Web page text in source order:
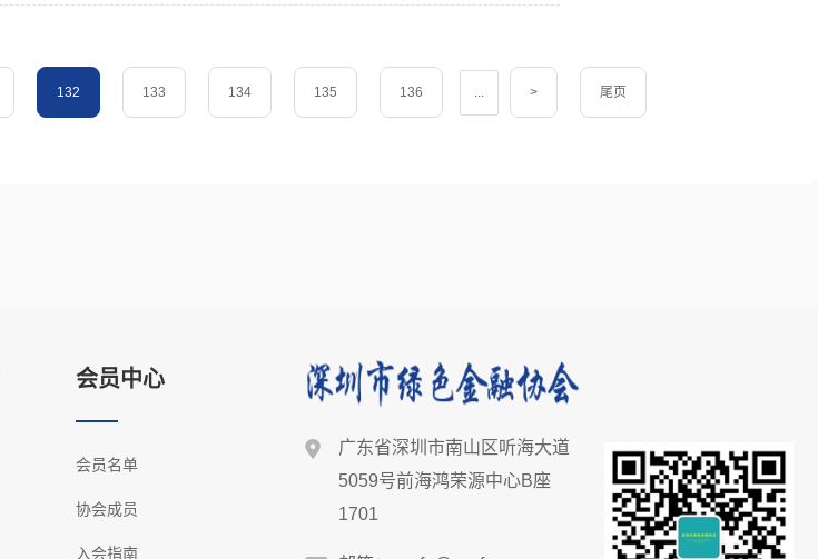
132 133 134 135 136 > 尾页
会员中心
会员名单
协会成员
入会指南
广东省深圳市南山区听海大道
5059号前海鸿荣源中心B座
1701